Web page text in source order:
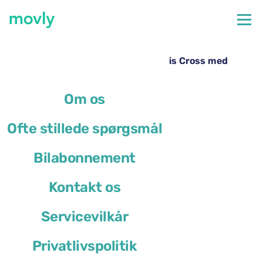
Om os
Ofte stillede spørgsmål
Bilabonnement
Kontakt os
Servicevilkår
Privatlivspolitik
Billeje i Porto Lufthavn – Toyota Yaris Cross med